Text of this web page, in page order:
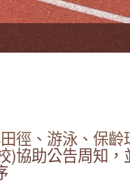
徑、游泳、保齡
)協助公告周知，